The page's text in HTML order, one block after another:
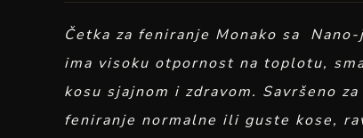
Četka za feniranje Monako sa
ima visoku otpornost na toplotu,
kosu sjajnom i zdravom. Savršeno
feniranje normalne ili guste kose,